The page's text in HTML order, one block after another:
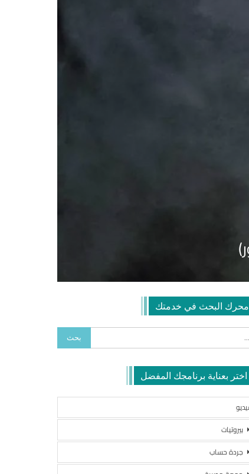
محرك البحث في خدمتك
اختر بعناية برنامجك المفضل
بيروتيات
جردة حساب